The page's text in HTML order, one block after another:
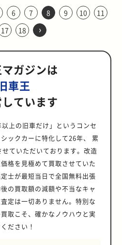
と
右
じ
ょ
デ
ノ
料
ン
上
ラ
開
り
ちらも同じNAエンジンを搭載し、ボ
ディタイプやトランスミッションの
設定も変わりません。しかし、足回
りの仕様によってドライブフィール
ーシックモデルといった位置付けの
で、足回りもNAエンジン仕様です。
を始め、足回りや駆動制御システム
（リヤビスカスLSD）、ブレーキシ
ステムがターボエンジンを搭載する
ます。 急ハンドル時の収束性に優れ
ている電動スーパーハイキャスと、
安定したコーナリング性能を生み出
すリアスタビライザーを装備し、ブ
レーキには4輪とも対向ピストンキ
とはまったく異なるスポーティな足
回りに仕上げられました。 NAエン
ジンながら、ターボエンジンを搭載
25GT-Vは同等の位置付けだとわか
るポイントがエンブレムです。
さ
ズ
を
面
果
ポ
域
で
が
発
特
た
に
し
目
な
高
ルマとして完成度が高かったからこ
そ、多くのユーザーの人気を集めま
した。 欧州プレミアムカーにふさわ
しい仕上がりとなっているE30型の
の走行性能はまさに「駆け抜ける歓
はの優れた走行性能です。最大
170psを発生する直列6気筒SOHCエ
ンジンをはじめ、軽い吹き上がりが
気持ちの良い4種類のエンジンが搭
載されています。 また、サスペンシ
アにセミトレーリングアーム式を採
用し、軽量ボディとあわせて高いハ
絶対的なパワーや性能を誇っている
わけではないものの、モデル全体と
してどのグレードでもスポーツセダ
ンとして文字通り「駆け抜ける歓
び」を感じられるクルマでした。 ク
ラウス・ルーテの魔法にかかったデ
ザイン E30型のデザインは、アウデ
ィも手掛けるドイツのカーデザイナ
ー、クラウス・ルーテが担当しまし
と
の
フ
受
る
売
し
デ
が
備
Z
め
車
し
時
新
記念して発売されたS2000 Sports
360から続いたSシリーズが生産終了
した1970年から29年後、1999年4月
15日にホンダの創立50周年を記念し
場しました。 オープン2シーターと
いうSシリーズの伝統は、S2000で
も踏襲されます。また、Sシリーズ
の系譜を受け継いだのはスタイリン
グだけではありません。世界最高峰
の性能という点も、初代のS500同様
に妥協することなく追求されていま
高剛性を実現した専用フレームとホ
ンダのもつ技術が惜しみなくつぎ込
まれた一台です。 過去のSシリーズ
同様最高の性能を追い求めたS2000
S2000の本当の魅力は、スポーツカ
ーとしての高い走行性能です。“エ
に、特にエンジンはこだわって開発
されました。また、エンジン性能に
負けないボディ剛性もS2000がただ
カーとして評価されている理由の一
の
ギ
。
ー
ま
ク
の
ニ
を
ト
ン
全
イ
コ
て
エ
した。 2.0L直列4気筒ターボの4G63
型エンジンはすでに完成の域に達し
つつありましたが、第3世代ランエ
ボでさらなる熟成を重ねます。最高
ものの、モデルを追うごとにトルク
の向上が図られました。最大トルク
は、ランエボVIIで先代から1.0kg・
m増の39.0kg・m、VIIIで40.0kg・
m、最終モデルのIXでは41.5kg・m
にも達します。 エンジンのもつポテ
呼ばれる理由の一つです。 ランエボ
史上“初”のバリエーションが加えら
れた 幅広いユーザー層を取り込むた
バリエーションが2つラインナップ
に追加されました。 一つは、ランエ
ボVIIに追加された初のAT採用モデ
ルです。INVECS-IIと呼ばれるスポ
ーツモード搭載の5速ATが搭載され
ました。エンジンの出力こそ272ps
に抑えられていたものの、最大トル
クの発生をMTモデルよりも500rpm
年
し
ッ
の
人
量
能
ル
タ
同
ま
ま
セ
だ
つ
。
様の3ドア仕様 EP3型シビックタイ
プRの発売当時、日本では5ドアのシ
ビック（EU型）しか販売されていま
せんでした。代わりにベースとして
様のシビックです。 欧州仕様のシビ
ックをベースに装備がアップデート
され、タイプRとして初めての逆輸
入車となりました。そのデザインは
ポーティなもので、タイプR専用エ
ゲートスポイラーを装備していま
す。 ハッチバックで最強のNAエン
ジン エンジンは同時期のDC5型イン
テグラタイプRと同様に、2リッター
のK20Aが搭載されています。専用
にチューニングを施されたK20A
は、最高出力215PS/8000rpmを発
生。6速MTとの相性もよく、そのま
す。 エンジンスペックは同型の
K20Aを積むDC5型インテグラタイ
プRと比べ、5PS低くなっています
挙
で
車
。
て
継
ト
2
ー
ラ
同
種
た。そんなアリストの特別感をさら
に高めたのが、ベルテックスエディ
ションです。高級スポーツセダンと
定されたベルテックスエディション
ながら詳しく紹介します。 国産最速
トは、高級セダンとして他車に遜色
のないデザインや装備を纏いつつ、
スポーツカー顔負けの高い走行性能
あまり例のない性格をもつ車種でし
ダン”とも呼ばれたアリストについ
て紹介します。 最後のアリストとな
った160系 初代140系アリストは、
1991年に登場しました。そして、登
場から6年後の1997年に、最初で最
後のフルモデルチェンジを実施して
登場したのが2代目160系アリストで
す。 アリストの特徴は、初代・2代
目とも一貫しています。高級セダン
6 7 8 9 10
11
17
18 ›
ガジンは
車王
ています
上の旧車だけ」というコンセ
ックカーに特化して26年、 累
ていただいております。改造
格を見極めて買取させていた
士が最短当日で全国無料出張
の買取額の減額や不当なキャ
定は一切ありません。特別な
取こそ、確かなノウハウと実
ださい！